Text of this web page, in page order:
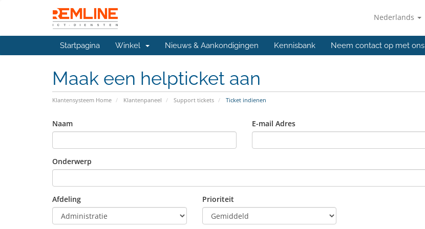
Nederlands
Startpagina Winkel Nieuws & Aankondigingen Kennisbank Neem contact op met ons
Maak een helpticket aan
Klantensysteem Home Klantenpaneel Support tickets Ticket indienen
Naam E-mail Adres
Onderwerp
Afdeling Prioriteit